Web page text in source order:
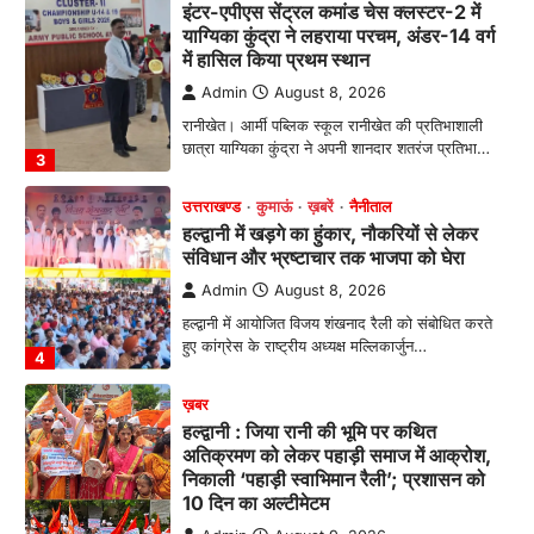
4
उत्तराखण्ड कुमाऊं ख़बरें नैनीताल
हल्द्वानी में खड़गे का हुंकार, नौकरियों से लेकर
संविधान और भ्रष्टाचार तक भाजपा को घेरा
Admin August 8, 2026
हल्द्वानी में आयोजित विजय शंखनाद रैली को संबोधित करते
हुए कांग्रेस के राष्ट्रीय अध्यक्ष मल्लिकार्जुन…
1
ख़बर
हल्द्वानी : जिया रानी की भूमि पर कथित
अतिक्रमण को लेकर पहाड़ी समाज में आक्रोश,
निकाली ‘पहाड़ी स्वाभिमान रैली’; प्रशासन को
10 दिन का अल्टीमेटम
Admin August 9, 2026
की मांग, सिटी मजिस्ट्रेट के माध्यम से…
अल्मोड़ा उत्तराखण्ड कुमाऊं ख़बरें
तुला सिंह तड़ियाल की पुस्तक ‘संघर्षों भरा
सफर’ का भव्य विमोचन, जन आंदोलनों के